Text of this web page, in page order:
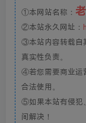
①本网站名称：
②本站永久网址：
③本站内容转载自
真实性负责。
④若您需要商业运
合法使用。
⑤如果本站有侵犯
间解决！